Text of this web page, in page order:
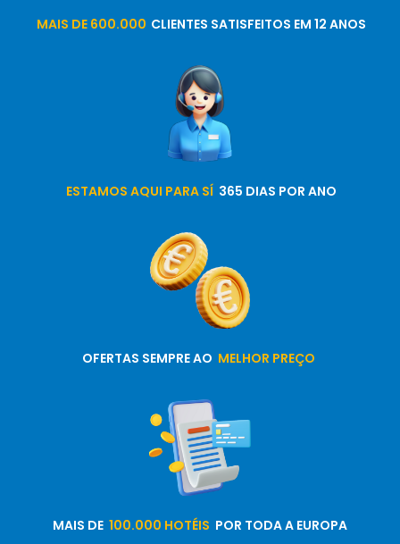
MAIS DE 600.000 CLIENTES SATISFEITOS EM 12 ANOS
ESTAMOS AQUI PARA SÍ 365 DIAS POR ANO
OFERTAS SEMPRE AO MELHOR PREÇO
MAIS DE 100.000 HOTÉIS POR TODA A EUROPA